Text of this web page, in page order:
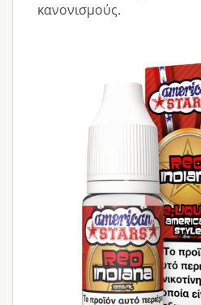
κανονισμούς.